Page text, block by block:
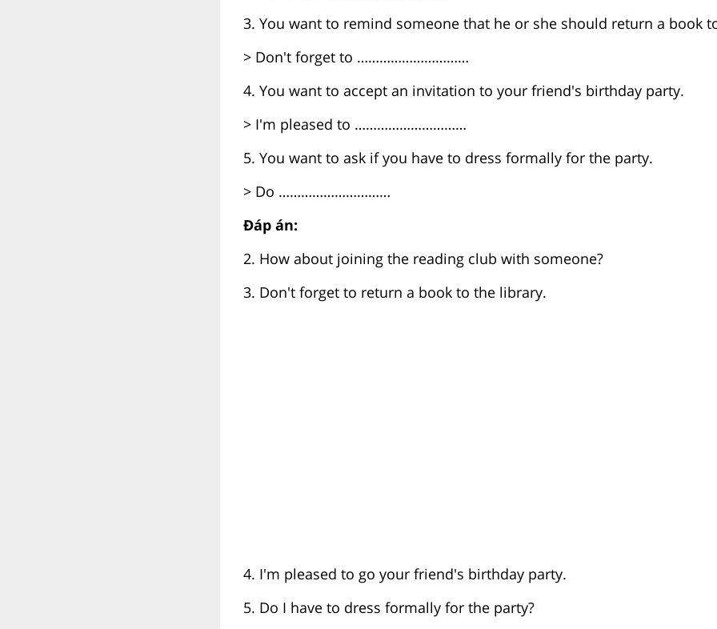
3. You want to remind someone that he or she should return a book
> Don't forget to …………………………
4. You want to accept an invitation to your friend's birthday party.
> I'm pleased to …………………………
5. You want to ask if you have to dress formally for the party.
> Do …………………………
Đáp án:
2. How about joining the reading club with someone?
3. Don't forget to return a book to the library.
4. I'm pleased to go your friend's birthday party.
5. Do I have to dress formally for the party?